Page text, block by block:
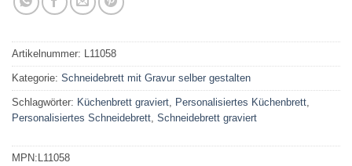
Artikelnummer: L11058
Kategorie: Schneidebrett mit Gravur selber gestalten
Schlagwörter: Küchenbrett graviert Personalisiertes Küchenbrett
Personalisiertes Schneidebrett Schneidebrett graviert
MPN:L11058